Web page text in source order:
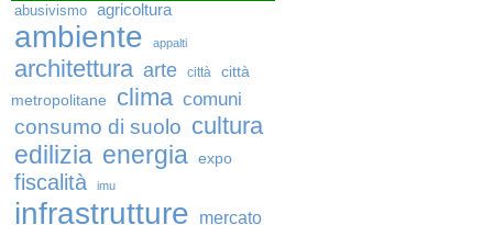
abusivismo agricoltura
ambiente appalti
architettura arte città
città
metropolitane
clima comuni
consumo di suolo cultura
edilizia energia expo
fiscalità imu
infrastrutture
mercato